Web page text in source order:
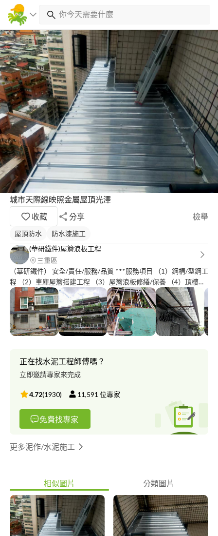
城市天際線映照金屬屋頂光澤
收藏
分享 檢舉
屋頂防水
防水漆施工
(華研鐵件)屋簷浪板工程
三重區
（華研鐵件） 安全/責任/服務/品質 ***服務項目 （1）鋼構/型鋼工
程 （2）車庫屋簷搭建工程 （3）屋簷浪板修繕/保養 （4）頂樓陽
台/ (鍍鋅鋼鐵-白鐵方管) 烤漆配色搭建工程 (5)自家土地 屋簷設計
搭建安裝 玻璃/隔熱透明板 (6)室內挑高天花板 (夾層設計)安裝工程
(7)屋簷浪板含配件:項目 1**屋簷老舊生銹 2**屋簷破損漏水 3**屋
簷（排水槽) 排水/漏水=修繕 懸空.斷裂-老舊更新 4**重新覆蓋安裝
工程 5**老舊屋齡(石綿瓦) (拆除.清運).更新工程 **6(結構型鋼項目)
舊！//// 漏水-壁癌/亀裂 （鐵皮安裝作業工程） （10)水泥工程 地
面磁磚凸出 牆面磁磚打除 折除//更新 （11)防水工程 頂樓地面漏
水- 牆面壁癌、 （12)油漆工程 住家 全室油漆粉刷作業-- ------------
------------- ??不分任何 大-小 服務工程 只要你拿起電話撥打 電話給
我! ??一通電話 ??服務到家
正在找水泥工程師傅嗎？
立即邀請專家來完成
4.72(1930) 11,591 位專家
免費找專家
更多泥作/水泥施工
相似圖片 分類圖片